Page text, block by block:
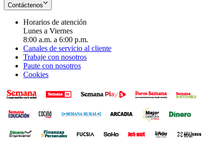
Contáctenos
Horarios de atención
Lunes a Viernes
8:00 a.m. a 6:00 p.m.
Canales de servicio al cliente
Trabaje con nosotros
Paute con nosotros
Cookies